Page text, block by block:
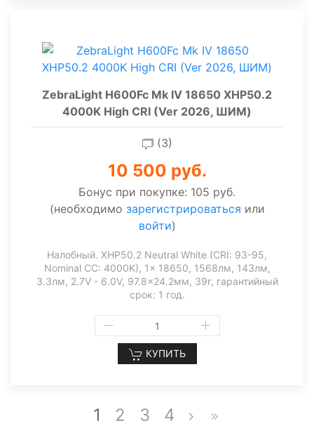
ZebraLight H600Fc Mk IV 18650 XHP50.2
4000K High CRI (Ver 2026, ШИМ)
(3)
10 500 руб.
Бонус при покупке: 105 руб.
(необходимо зарегистрироваться или
войти)
Налобный. XHP50.2 Neutral White (CRI: 93-95,
Nominal CC: 4000K), 1x 18650, 1568лм, 143лм,
3.3лм, 2.7V - 6.0V, 97.8x24.2мм, 39г, гарантийный
срок: 1 год.
КУПИТЬ
1 2 3 4